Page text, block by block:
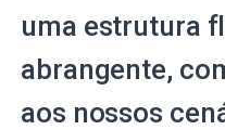
uma estrutura
abrangente,
aos nossos